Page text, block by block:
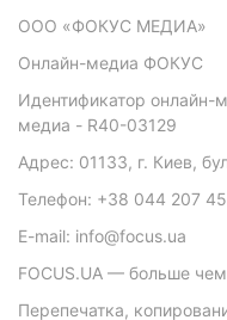
ООО «ФОКУС МЕДИА»
Онлайн-медиа ФОКУС
Идентификатор онлайн-
медиа - R40-03129
Адрес: 01133, г. Киев,
Телефон: +38 044 207
E-mail: info@focus.ua
FOCUS.UA — больше
Перепечатка,